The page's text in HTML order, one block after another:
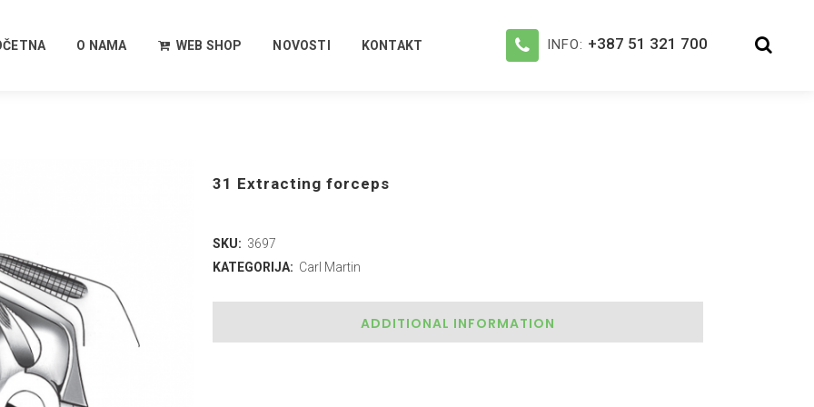
INFO: +387 51 321 700
O NAMA WEB SHOP NOVOSTI KONTAKT
31 Extracting forceps
SKU: 3697
KATEGORIJA: Carl Martin
ADDITIONAL INFORMATION